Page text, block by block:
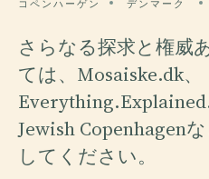
コペンハーゲン デンマーク
さらなる探求と権威
ては、Mosaiske.dk、
Jewish Copenhagen
してください。